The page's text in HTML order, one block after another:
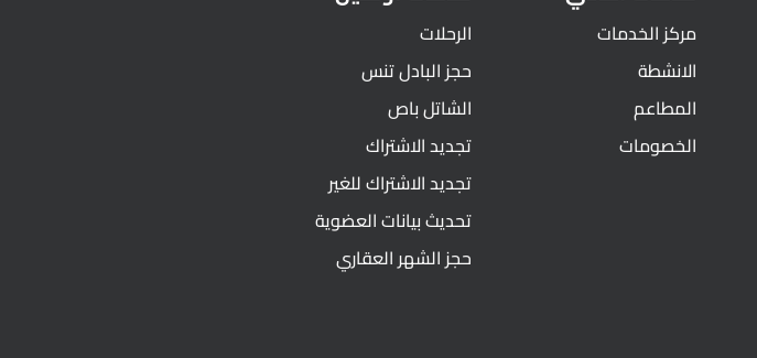
مركز الخدمات
الانشطة
المطاعم
الخصومات
الرحلات
حجز البادل تنس
الشاتل باص
تجديد الاشتراك
تجديد الاشتراك للغير
تحديث بيانات العضوية
حجز الشهر العقاري